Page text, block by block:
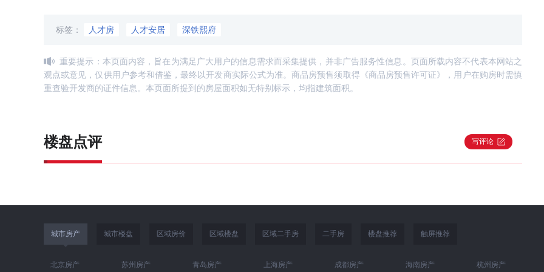
标签： 人才房 人才安居 深铁熙府
重要提示：本页面内容，旨在为满足广大用户的信息需求而采集提供，并非广告服务性信息。页面所载内容不代表本网站之
观点或意见，仅供用户参考和借鉴，最终以开发商实际公式为准。商品房预售须取得《商品房预售许可证》，用户在购房时需慎
重查验开发商的证件信息。本页面所提到的房屋面积如无特别标示，均指建筑面积。
楼盘点评 写评论
城市房产 城市楼盘 区域房价 区域楼盘 区域二手房 二手房 楼盘推荐 触屏推荐
北京房产 苏州房产 青岛房产 上海房产 成都房产 海南房产 杭州房产